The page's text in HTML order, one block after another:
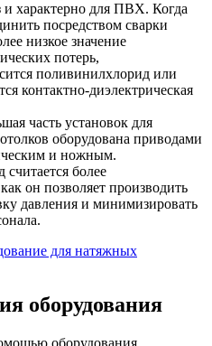
и характерно для ПВХ. Когда
посредством сварки
низкое значение
потерь,
поливинилхлорид или
контактно-диэлектрическая
часть установок для
оборудована приводами
и ножным.
более
он позволяет производить
давления и минимизировать
для натяжных
оборудования